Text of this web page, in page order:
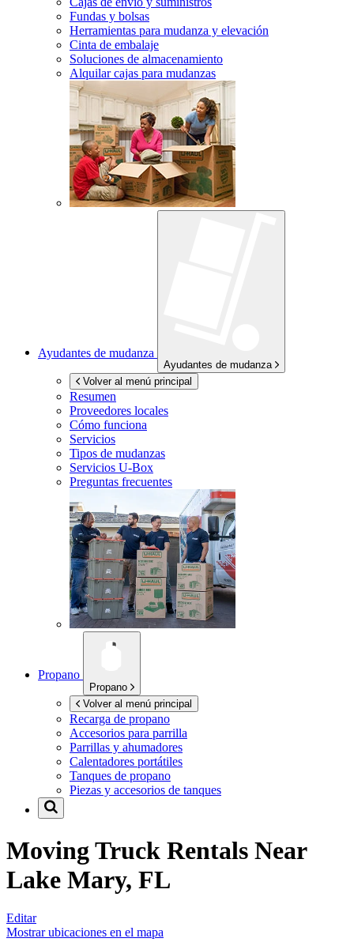
Fundas y bolsas
Herramientas para mudanza y elevación
Cinta de embalaje
Soluciones de almacenamiento
Alquilar cajas para mudanzas
Ayudantes de mudanza
Ayudantes de mudanza
Volver al menú principal
Resumen
Proveedores locales
Cómo funciona
Servicios
Tipos de mudanzas
Servicios U-Box
Preguntas frecuentes
Propano
Propano
Volver al menú principal
Recarga de propano
Accesorios para parrilla
Parrillas y ahumadores
Calentadores portátiles
Tanques de propano
Piezas y accesorios de tanques
Moving Truck Rentals Near
Lake Mary, FL
Editar
Mostrar ubicaciones en el mapa